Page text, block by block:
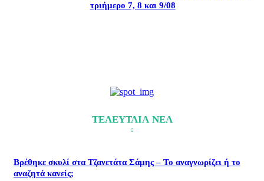
τριήμερο 7, 8 και 9/08
ΤΕΛΕΥΤΑΙΑ ΝΕΑ
Βρέθηκε σκυλί στα Τζανετάτα Σάμης – Το αναγνωρίζει ή το
αναζητά κανείς;